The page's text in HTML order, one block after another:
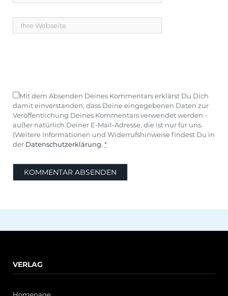
Mit dem Absenden Deines Kommentars erklärst Du Dich
damit einverstanden, dass Deine eingegebenen Daten zur
Veröffentlichung Deines Kommentars verwendet werden -
außer natürlich Deiner E-Mail-Adresse, die ist nur für uns.
(Weitere Informationen und Widerrufshinweise findest Du in
der Datenschutzerklärung. *
VERLAG